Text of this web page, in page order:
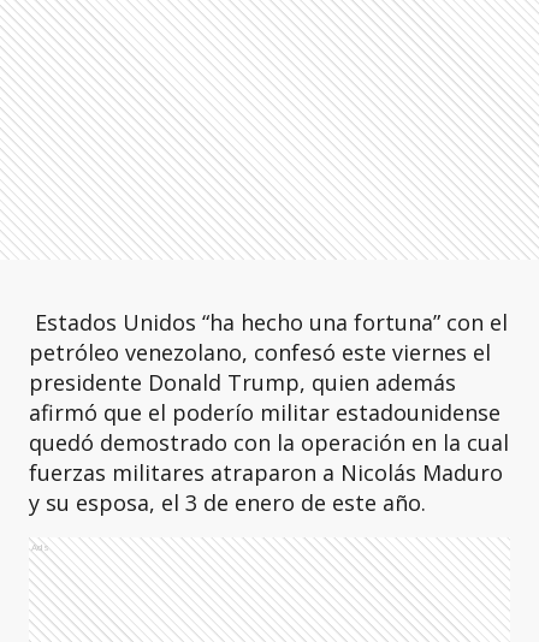
Estados Unidos “ha hecho una fortuna” con el
petróleo venezolano, confesó este viernes el
presidente Donald Trump, quien además
afirmó que el poderío militar estadounidense
quedó demostrado con la operación en la cual
fuerzas militares atraparon a Nicolás Maduro
y su esposa, el 3 de enero de este año.
Ads